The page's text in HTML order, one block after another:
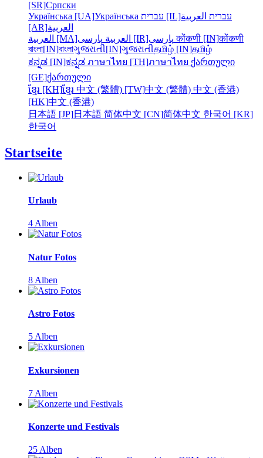
[SR]Српски
Українська [UA]Українська עברית [IL] עברית العربية
[AR]العربية
العربية [MA]
العربية پارسی [IR] پارسیकोंकणी [IN]कोंकणी
বাংলা[IN]বাংলাગુજરાતી[IN]ગુજરાતીதமிழ் [IN]தமிழ்
ಕನ್ನಡ [IN]ಕನ್ನಡ ภาษาไทย [TH]ภาษาไทย ქართული
[GE]ქართული
ខ្មែរ [KH]ខ្មែរ 中文 (繁體) [TW]中文 (繁體) 中文 (香港)
[HK]中文 (香港)
日本語 [JP]日本語 简体中文 [CN]简体中文 한국어 [KR]
한국어
Startseite
Urlaub
4 Alben
Natur Fotos
8 Alben
Astro Fotos
5 Alben
Exkursionen
7 Alben
Konzerte und Festivals
25 Alben